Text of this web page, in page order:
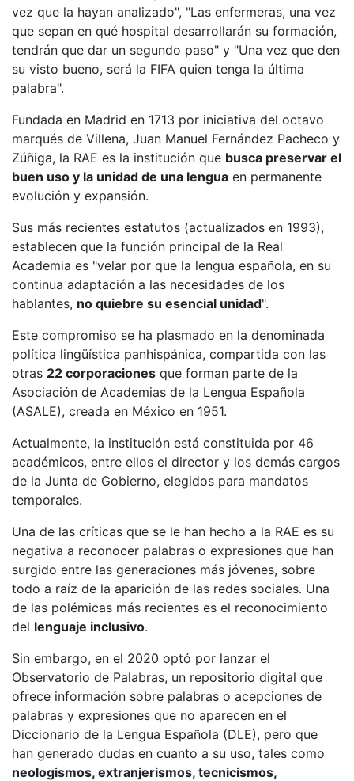
vez que la hayan analizado", "Las enfermeras, una vez
que sepan en qué hospital desarrollarán su formación,
tendrán que dar un segundo paso" y "Una vez que den
su visto bueno, será la FIFA quien tenga la última
palabra".
Fundada en Madrid en 1713 por iniciativa del octavo
marqués de Villena, Juan Manuel Fernández Pacheco y
Zúñiga, la RAE es la institución que busca preservar el
buen uso y la unidad de una lengua en permanente
evolución y expansión.
Sus más recientes estatutos (actualizados en 1993),
establecen que la función principal de la Real
Academia es "velar por que la lengua española, en su
continua adaptación a las necesidades de los
hablantes, no quiebre su esencial unidad".
Este compromiso se ha plasmado en la denominada
política lingüística panhispánica, compartida con las
otras 22 corporaciones que forman parte de la
Asociación de Academias de la Lengua Española
(ASALE), creada en México en 1951.
Actualmente, la institución está constituida por 46
académicos, entre ellos el director y los demás cargos
de la Junta de Gobierno, elegidos para mandatos
temporales.
Una de las críticas que se le han hecho a la RAE es su
negativa a reconocer palabras o expresiones que han
surgido entre las generaciones más jóvenes, sobre
todo a raíz de la aparición de las redes sociales. Una
de las polémicas más recientes es el reconocimiento
del lenguaje inclusivo.
Sin embargo, en el 2020 optó por lanzar el
Observatorio de Palabras, un repositorio digital que
ofrece información sobre palabras o acepciones de
palabras y expresiones que no aparecen en el
Diccionario de la Lengua Española (DLE), pero que
han generado dudas en cuanto a su uso, tales como
neologismos, extranjerismos, tecnicismos,